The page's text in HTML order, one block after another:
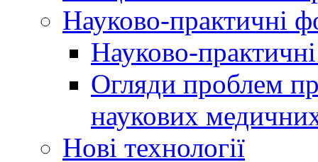
Науково-практичні
Науково-
Огляди проблем
наукових
Нові технології